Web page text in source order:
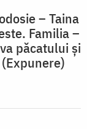
– Taina
Familia –
păcatului şi